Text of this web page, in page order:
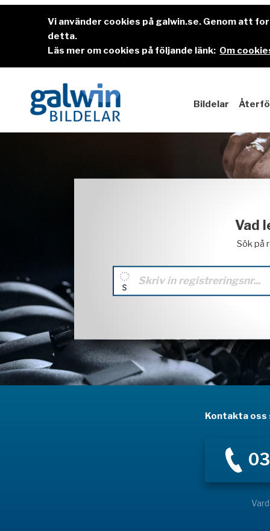
Vi använder cookies på galwin.se. Genom att
detta.
Läs mer om cookies på följande länk: Om
Bildelar
Vad
Sök på
Kontakta oss